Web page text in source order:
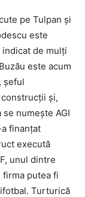
pe Tulpan și
este
indicat de mulți
este acum
șeful
și,
numește AGI
finanțat
execută
unul dintre
putea fi
Turturică